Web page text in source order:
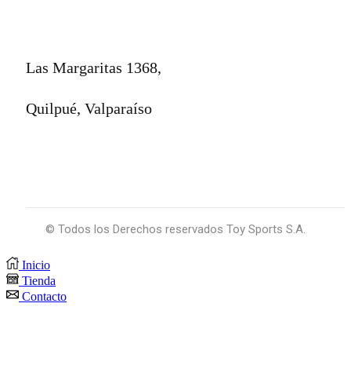
Las Margaritas 1368,
Quilpué, Valparaíso
© Todos los Derechos reservados Toy Sports S.A.
Inicio
Tienda
Contacto